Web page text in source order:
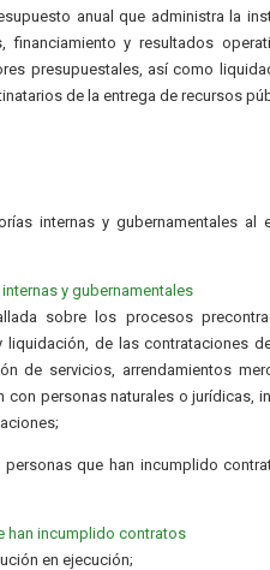
anual que administra la
financiamiento y resultados
presupuestales, así como
de la entrega de recursos
internas y gubernamentales al
y gubernamentales
sobre los procesos
liquidación, de las contrataciones
de servicios, arrendamientos
con personas naturales o jurídicas,
que han incumplido
han incumplido contratos
en ejecución;